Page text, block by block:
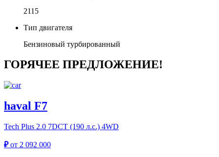
2115
Тип двигателя
Бензиновый турбированный
ГОРЯЧЕЕ ПРЕДЛОЖЕНИЕ!
haval F7
Tech Plus 2.0 7DCT (190 л.с.) 4WD
₽от 2 092 000